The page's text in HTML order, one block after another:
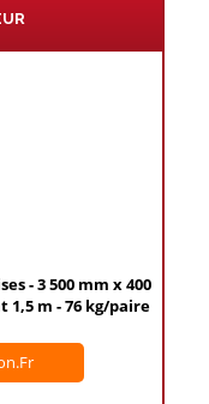
- 3 500 mm x 400
1,5 m - 76 kg/paire